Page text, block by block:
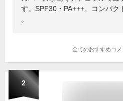
す。SPF30・PA+++、コンパク
。
全てのおすすめコメ
2